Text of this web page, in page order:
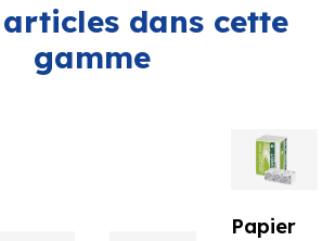
dans cette
gamme
Papier